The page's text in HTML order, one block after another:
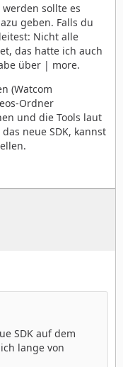
sollte es
geben. Falls du
Nicht alle
das hatte ich auch
über | more.
(Watcom
Ordner
und die Tools laut
neue SDK, kannst
SDK auf dem
lange von